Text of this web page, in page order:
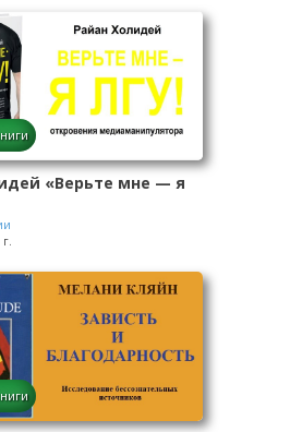
«Верьте мне — я